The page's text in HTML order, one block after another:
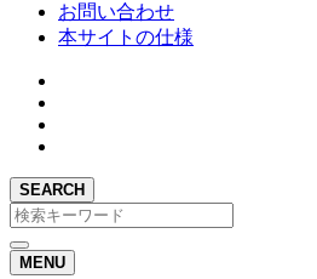
お問い合わせ
本サイトの仕様
SEARCH
MENU